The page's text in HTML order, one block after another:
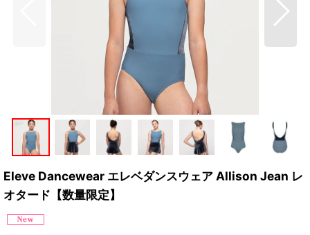
Eleve Dancewear エレベダンスウェア Allison Jean レ
オタード【数量限定】